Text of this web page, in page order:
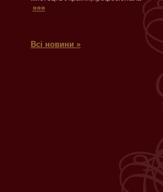
»»»
Всі новини »